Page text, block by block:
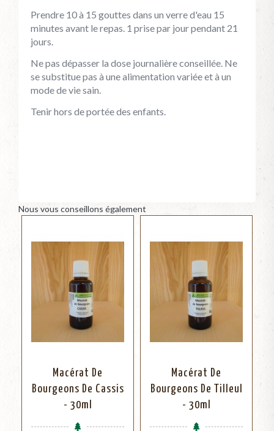
Prendre 10 à 15 gouttes dans un verre d'eau 15
minutes avant le repas. 1 prise par jour pendant 21
jours.
Ne pas dépasser la dose journalière conseillée. Ne
se substitue pas à une alimentation variée et à un
mode de vie sain.
Tenir hors de portée des enfants.
Nous vous conseillons également
Macérat De
Bourgeons De Cassis
- 30ml
Macérat De
Bourgeons De Tilleul
- 30ml